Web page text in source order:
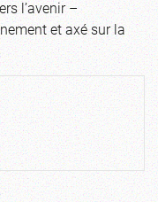
l’avenir –
et axé sur la